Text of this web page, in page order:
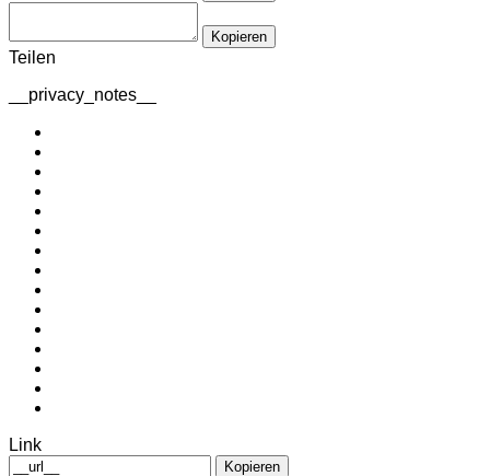
Kopieren
Teilen
__privacy_notes__
Link
Kopieren